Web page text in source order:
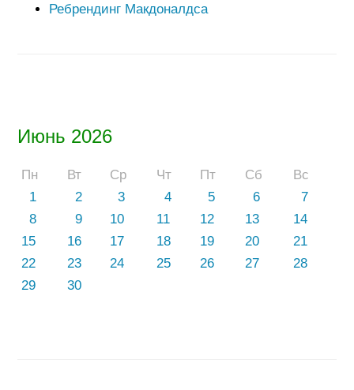
Июнь 2026
Пн Вт Ср Чт Пт Сб
Вс
1
2 3 4 5 6
7
8
9 10 11 12 13
14
15
16 17 18 19 20
21
22
23 24 25 26 27
28
29
30
Ребрендинг Макдоналдса